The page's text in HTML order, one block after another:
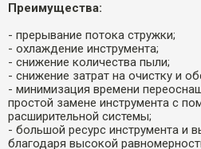
Преимущества:
- прерывание потока стружки;
- охлаждение инструмента;
- снижение количества пыли;
- снижение затрат на очистку и
- минимизация времени
простой замене инструмента с
расширительной системы;
- большой ресурс инструмента и
благодаря высокой